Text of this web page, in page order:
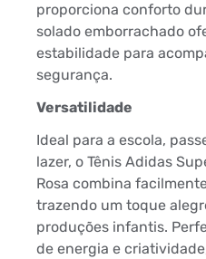
proporciona conforto
solado emborrachado
estabilidade para
segurança.
Versatilidade
Ideal para a escola,
lazer, o Tênis Adidas
Rosa combina
trazendo um toque
produções infantis.
de energia e